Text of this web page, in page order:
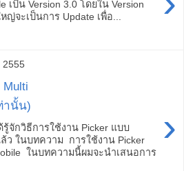
เป็น Version 3.0 โดยใน Version
จะเป็นการ Update เพื่อ...
านั้น)
›
รู้จักวิธีการใช้งาน Picker แบบ
ว ในบทความ การใช้งาน Picker
ในบทความนี้ผมจะนำเสนอการ